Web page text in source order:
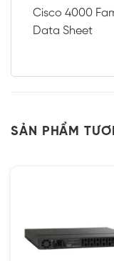
Cisco 4000
Data Sheet
SẢN PHẨM